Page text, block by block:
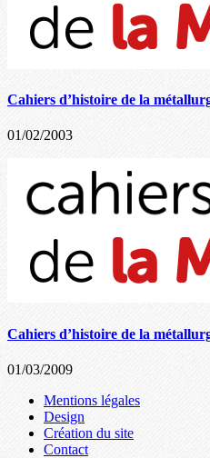
Cahiers d’histoire de la
01/02/2003
Cahiers d’histoire de la
01/03/2009
Mentions légales
Design
Création du site
Contact